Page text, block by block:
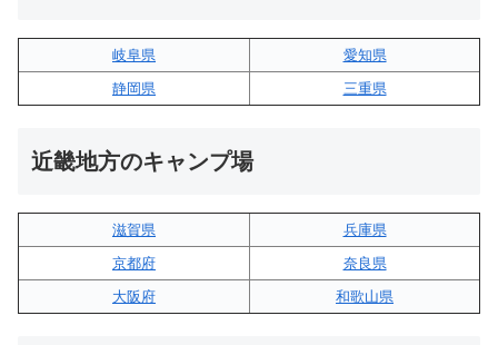
岐阜県
愛知県
静岡県
三重県
近畿地方のキャンプ場
滋賀県
兵庫県
京都府
奈良県
大阪府
和歌山県